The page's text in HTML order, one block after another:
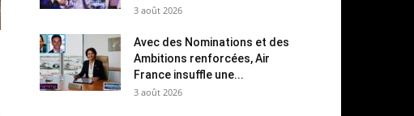
3 août 2026
Avec des Nominations et des
Ambitions renforcées, Air
France insuffle une...
3 août 2026